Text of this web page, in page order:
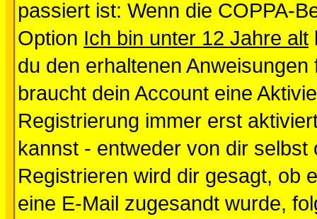
passiert ist: Wenn die COPPA-
Option Ich bin unter 12 Jahre alt
du den erhaltenen
braucht dein Account eine
Registrierung immer erst
kannst - entweder von dir selbst
Registrieren wird dir gesagt, ob
eine E-Mail zugesandt wurde,